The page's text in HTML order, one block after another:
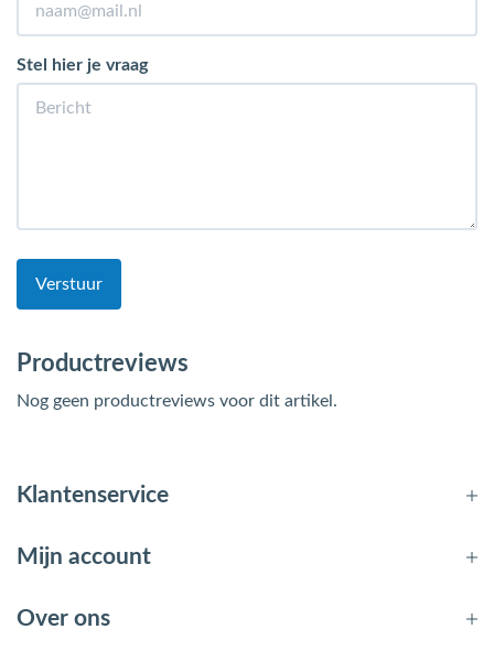
Stel hier je vraag
Verstuur
Productreviews
Nog geen productreviews voor dit artikel.
Klantenservice
Mijn account
Over ons